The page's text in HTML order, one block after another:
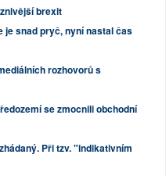
brexit
je snad pryč, nyní nastal čas
rozhovorů s
se zmocnili obchodní
Při tzv. "indikativním